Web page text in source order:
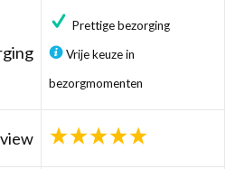
Prettige bezorging
Vrije keuze in
bezorgmomenten